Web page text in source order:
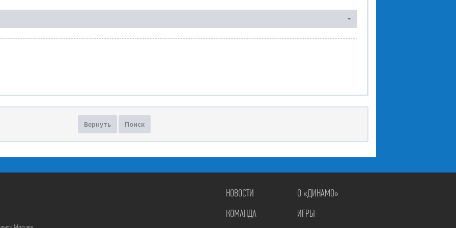
Вернуть Поиск
НОВОСТИ
О «ДИНАМО»
КОМАНДА
ИГРЫ